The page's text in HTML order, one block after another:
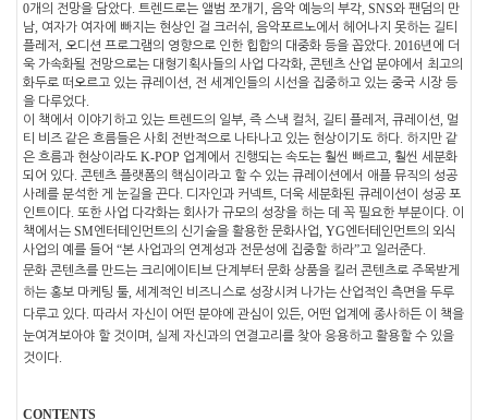
0개의 전망을 담았다. 트렌드로는 앨범 쪼개기 , 음악 예능의 부각, SNS와 팬덤의 만
남, 여자가 여자에 빠지는 현상인 걸 크러쉬, 음악포르노에서 헤어나지 못하는 길티
플레저, 오디션 프로그램의 영향으로 인한 힙합의 대중화 등을 꼽았다. 2016년에 더
욱 가속화될 전망으로는 대형기획사들의 사업 다각화, 콘텐츠 산업 분야에서 최고의
화두로 떠오르고 있는 큐레이션, 전 세계인들의 시선을 집중하고 있는 중국 시장 등
을 다루었다.
이 책에서 이야기하고 있는 트렌드의 일부, 즉 스낵 컬처, 길티 플레저, 큐레이션, 멀
티 비즈 같은 흐름들은 사회 전반적으로 나타나고 있는 현상이기도 하다. 하지만 같
은 흐름과 현상이라도 K-POP 업계에서 진행되는 속도는 훨씬 빠르고, 훨씬 세분화
되어 있다. 콘텐츠 플랫폼의 핵심이라고 할 수 있는 큐레이션에서 애플 뮤직의 성공
사례를 분석한 게 눈길을 끈다. 디자인과 커넥트, 더욱 세분화된 큐레이션이 성공 포
인트이다. 또한 사업 다각화는 회사가 규모의 성장을 하는 데 꼭 필요한 부분이다. 이
책에서는 SM엔터테인먼트의 신기술을 활용한 문화사업, YG엔터테인먼트의 외식
사업의 예를 들어 “본 사업과의 연계성과 전문성에 집중할 하라”고 일러준다.
문화 콘텐츠를 만드는 크리에이티브 단계부터 문화 상품을 킬러 콘텐츠로 주목받게
하는 홍보 마케팅 툴, 세계적인 비즈니스로 성장시켜 나가는 산업적인 측면을 두루
다루고 있다. 따라서 자신이 어떤 분야에 관심이 있든, 어떤 업계에 종사하든 이 책을
눈여겨보아야 할 것이며, 실제 자신과의 연결고리를 찾아 응용하고 활용할 수 있을
것이다.
CONTENTS